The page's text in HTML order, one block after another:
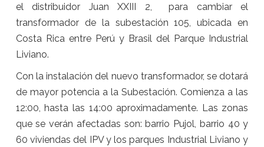
el distribuidor Juan XXIII 2, para cambiar el
transformador de la subestación 105, ubicada en
Costa Rica entre Perú y Brasil del Parque Industrial
Liviano.
Con la instalación del nuevo transformador, se dotará
de mayor potencia a la Subestación. Comienza a las
12:00, hasta las 14:00 aproximadamente. Las zonas
que se verán afectadas son: barrio Pujol, barrio 40 y
60 viviendas del IPV y los parques Industrial Liviano y